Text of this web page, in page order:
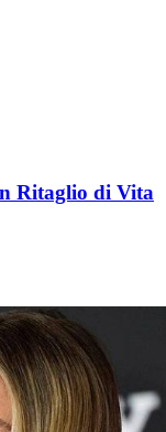
Ritaglio di Vita